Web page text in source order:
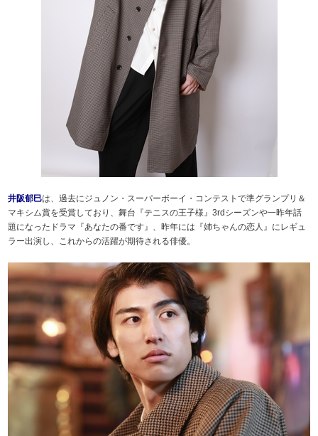
井阪郁巳は、過去にジュノン・スーパーボーイ・コンテストで準グランプリ＆
マキシム賞を受賞しており、舞台『テニスの王子様』3rdシーズンや一昨年話
題になったドラマ『あなたの番です』、昨年には『姉ちゃんの恋人』にレギュ
ラー出演し、これからの活躍が期待される俳優。